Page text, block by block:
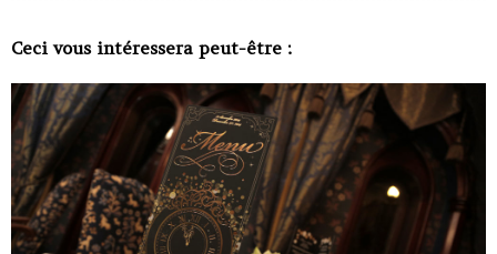
Ceci vous intéressera peut-être :